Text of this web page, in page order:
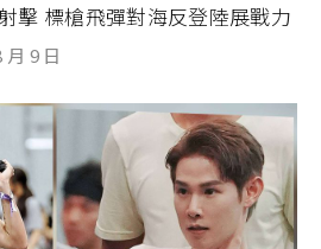
擊 標槍飛彈對海反登陸展戰力
月 9 日